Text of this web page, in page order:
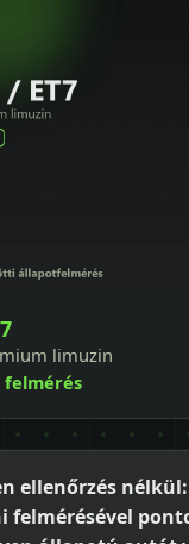
limuzin
felmérés
ellenőrzés
felmérésével